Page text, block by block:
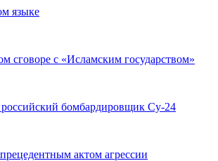
языке
сговоре с «Исламским государством»
российский бомбардировщик Су-24
актом агрессии